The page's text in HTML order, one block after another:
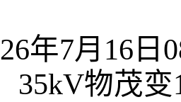
年7月16日
35kV物茂